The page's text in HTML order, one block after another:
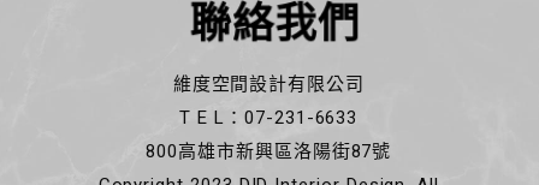
聯絡我們
維度空間設計有限公司
T E L：07-231-6633
800高雄市新興區洛陽街87號